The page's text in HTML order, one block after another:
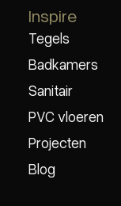
Inspire
Tegels
Badkamers
Sanitair
PVC vloeren
Projecten
Blog